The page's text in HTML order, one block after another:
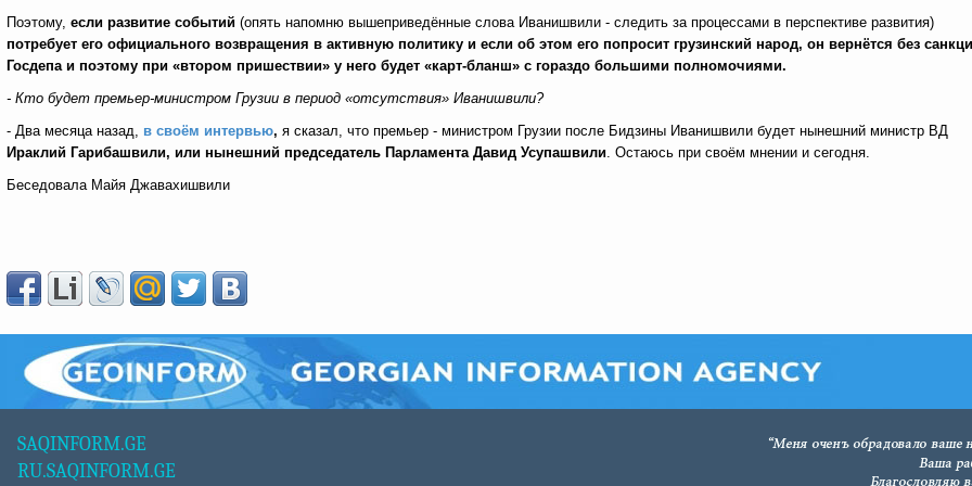
Поэтому, если развитие событий (опять напомню вышеприведённые слова Иванишвили - следить за процессами в перспективе развития)
потребует его официального возвращения в активную политику и если об этом его попросит грузинский народ, он вернётся без
Госдепа и поэтому при «втором пришествии» у него будет «карт-бланш» с гораздо большими полномочиями.
- Кто будет премьер-министром Грузии в период «отсутствия» Иванишвили?
- Два месяца назад, в своём интервью, я сказал, что премьер - министром Грузии после Бидзины Иванишвили будет нынешний министр ВД
Ираклий Гарибашвили, или нынешний председатель Парламента Давид Усупашвили. Остаюсь при своём мнении и сегодня.
Беседовала Майя Джавахишвили
SAQINFORM.GE
RU.SAQINFORM.GE